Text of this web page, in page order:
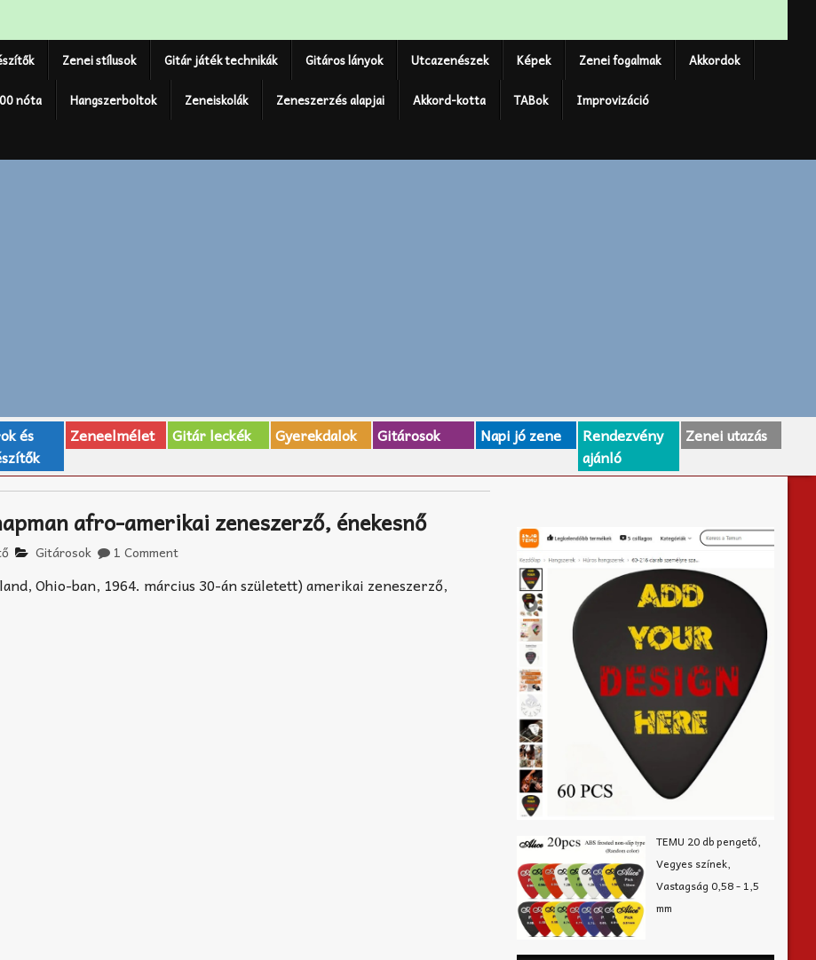
Zenei stílusok Gitár játék technikák Gitáros lányok Utcazenészek Képek Zenei fogalmak Akkordok
nóta Hangszerboltok Zeneiskolák Zeneszerzés alapjai Akkord-kotta TABok Improvizáció
és
Zeneelmélet Gitár leckék Gyerekdalok Gitárosok Napi jó zene
Rendezvény
ajánló
Zenei utazás
afro-amerikai zeneszerző, énekesnő
Gitárosok 1 Comment
Ohio-ban, 1964. március 30-án született) amerikai zeneszerző,
TEMU 20 db pengető,
Vegyes színek,
Vastagság 0,58 - 1,5
mm